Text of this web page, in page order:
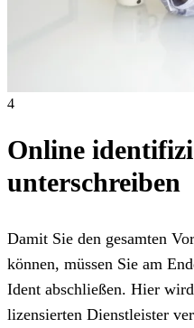
4
Online
unterschreiben
Damit Sie den gesamten
können, müssen Sie am
Ident abschließen. Hier
lizensierten Dienstleister